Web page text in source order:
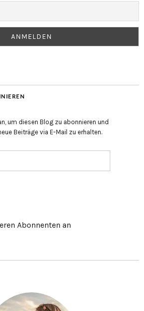
um diesen Blog zu abonnieren und
Beiträge via E-Mail zu erhalten.
Abonnenten an